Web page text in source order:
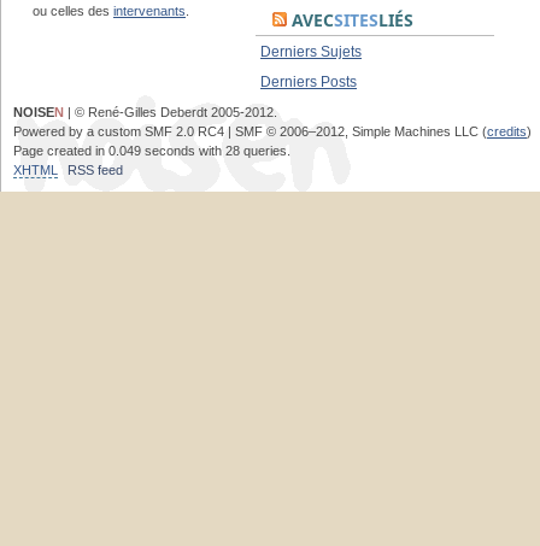
ou celles des intervenants AVECSITESLIÉS
Derniers Sujets
Derniers Posts
NOISEN | © René-Gilles Deberdt 2005-2012.
Powered by a custom SMF 2.0 RC4 | SMF © 2006–2012, Simple Machines LLC (credits)
Page created in 0.049 seconds with 28 queries.
XHTML
RSS feed